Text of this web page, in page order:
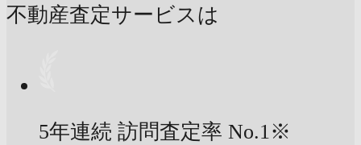
不動産査定サービスは
5年連続 訪問査定率 No.1※